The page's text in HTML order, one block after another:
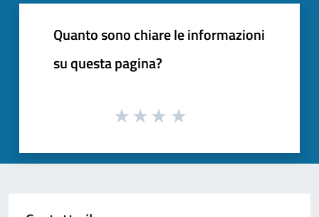
Quanto sono chiare le informazioni
su questa pagina?